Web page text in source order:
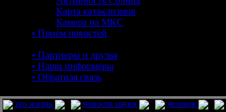
Карта катаклизмов
Камера на МКС
• Прием новостей
• Партнеры и друзья
• Наши информеры
• Обратная связь
pro жизнь новости науки человек